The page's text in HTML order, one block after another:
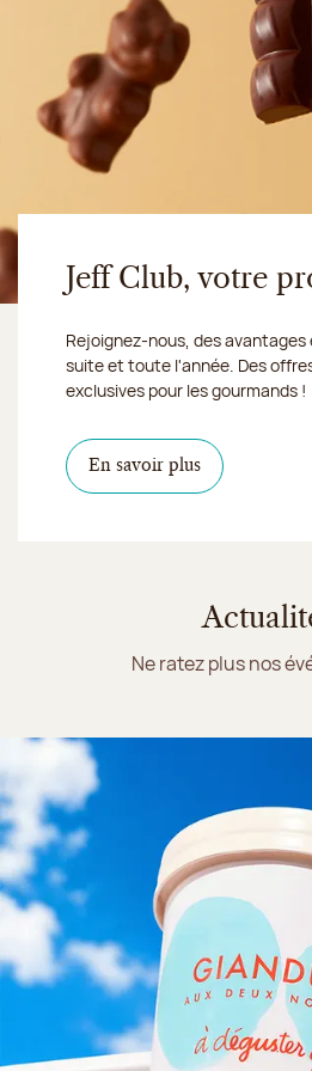
Jeff Club, votre
Rejoignez-nous, des
suite et toute l'année. Des
exclusives pour les gourmands !
En savoir plus
Ne ratez plus nos